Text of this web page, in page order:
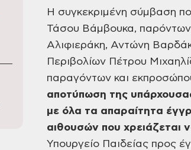
Η συγκεκριμένη σύμβαση
Τάσου Βάμβουκα, παρόντων
Αλιφιεράκη, Αντώνη
Περιβολίων Πέτρου
παραγόντων και
αποτύπωση της
με όλα τα απαραίτητα
αιθουσών που χρειάζεται
Υπουργείο Παιδείας προς